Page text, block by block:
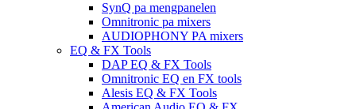
SynQ pa mengpanelen
Omnitronic pa mixers
AUDIOPHONY PA mixers
EQ & FX Tools
DAP EQ & FX Tools
Omnitronic EQ en FX tools
Alesis EQ & FX Tools